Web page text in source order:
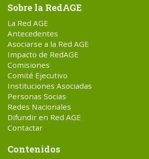
Sobre la RedAGE
La Red AGE
Antecedentes
Asociarse a la Red AGE
Impacto de RedAGE
Comisiones
Comité Ejecutivo
Instituciones Asociadas
Personas Socias
Redes Nacionales
Difundir en Red AGE
Contactar
Contenidos